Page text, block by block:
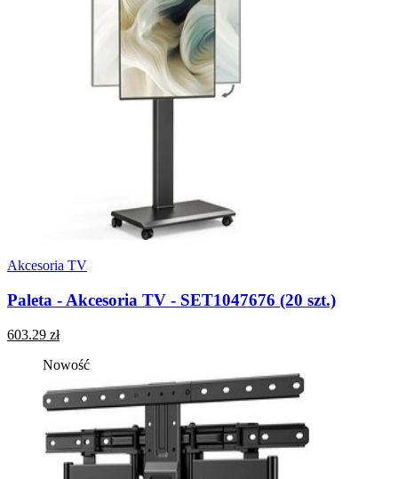
Akcesoria TV
Paleta - Akcesoria TV - SET1047676 (20 szt.)
603.29 zł
Nowość